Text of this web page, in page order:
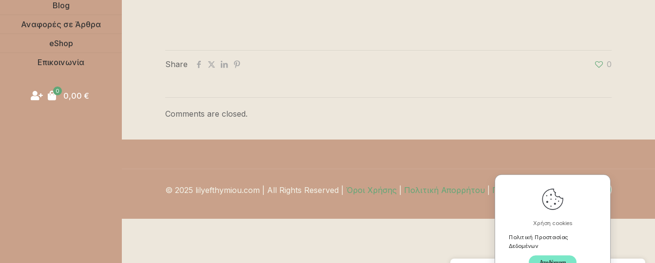
Blog
Αναφορές σε Άρθρα
eShop
Επικοινωνία
0 0,00 €
Share 0
Comments are closed.
© 2025 lilyefthymiou.com | All Rights Reserved | Όροι Χρήσης Πολιτική Απορρήτου Πολιτική Επιστροφών
Χρήση cookies
Πολιτική Προστασίας
Δεδομένων
Αποδέχομαι